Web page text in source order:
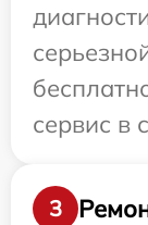
сервис в
3